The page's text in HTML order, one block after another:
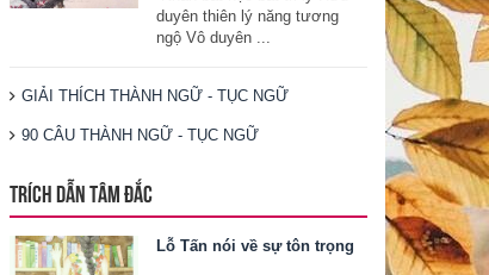
duyên thiên lý năng tương
ngộ Vô duyên ...
GIẢI THÍCH THÀNH NGỮ - TỤC NGỮ
90 CÂU THÀNH NGỮ - TỤC NGỮ
TRÍCH DẪN TÂM ĐẮC
Lỗ Tấn nói về sự tôn trọng